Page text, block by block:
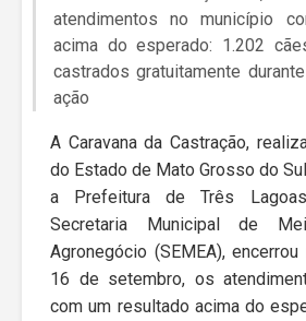
atendimentos no município
acima do esperado: 1.202
castrados gratuitamente
ação
A Caravana da Castração,
do Estado de Mato Grosso do
a Prefeitura de Três
Secretaria Municipal de
Agronegócio (SEMEA),
16 de setembro, os
com um resultado acima do